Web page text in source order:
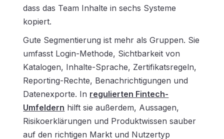
dass das Team Inhalte in sechs Systeme
kopiert.
Gute Segmentierung ist mehr als Gruppen. Sie
umfasst Login-Methode, Sichtbarkeit von
Katalogen, Inhalte-Sprache, Zertifikatsregeln,
Reporting-Rechte, Benachrichtigungen und
Datenexporte. In regulierten Fintech-
Umfeldern hilft sie außerdem, Aussagen,
Risikoerklärungen und Produktwissen sauber
auf den richtigen Markt und Nutzertyp